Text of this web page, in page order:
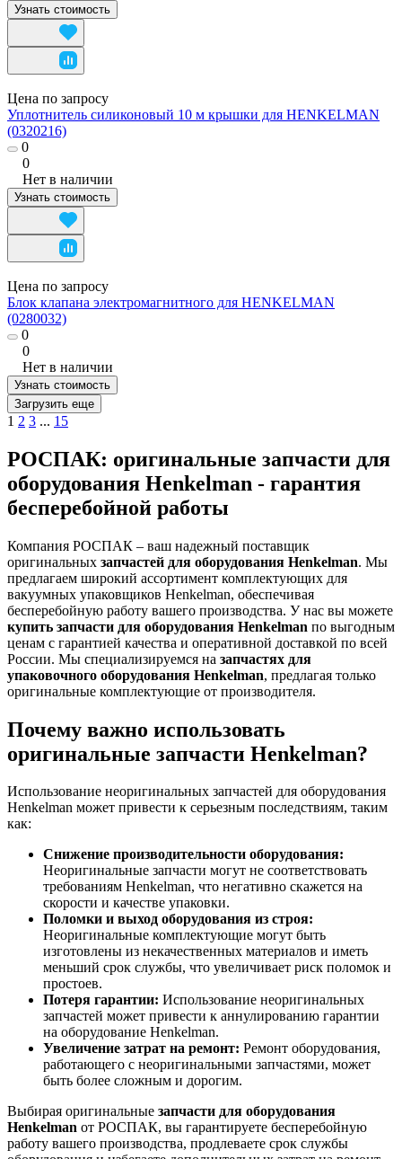
Узнать стоимость
Цена по запросу
Уплотнитель силиконовый 10 м крышки для HENKELMAN
(0320216)
0
0
Нет в наличии
Узнать стоимость
Цена по запросу
Блок клапана электромагнитного для HENKELMAN
(0280032)
0
0
Нет в наличии
Узнать стоимость
Загрузить еще
1 2 3 ... 15
РОСПАК: оригинальные запчасти для
оборудования Henkelman - гарантия
бесперебойной работы
Компания РОСПАК – ваш надежный поставщик
оригинальных запчастей для оборудования Henkelman. Мы
предлагаем широкий ассортимент комплектующих для
вакуумных упаковщиков Henkelman, обеспечивая
бесперебойную работу вашего производства. У нас вы можете
купить запчасти для оборудования Henkelman по выгодным
ценам с гарантией качества и оперативной доставкой по всей
России. Мы специализируемся на запчастях для
упаковочного оборудования Henkelman, предлагая только
оригинальные комплектующие от производителя.
Почему важно использовать
оригинальные запчасти Henkelman?
Использование неоригинальных запчастей для оборудования
Henkelman может привести к серьезным последствиям, таким
как:
Снижение производительности оборудования:
Неоригинальные запчасти могут не соответствовать
требованиям Henkelman, что негативно скажется на
скорости и качестве упаковки.
Поломки и выход оборудования из строя:
Неоригинальные комплектующие могут быть
изготовлены из некачественных материалов и иметь
меньший срок службы, что увеличивает риск поломок и
простоев.
Потеря гарантии: Использование неоригинальных
запчастей может привести к аннулированию гарантии
на оборудование Henkelman.
Увеличение затрат на ремонт: Ремонт оборудования,
работающего с неоригинальными запчастями, может
быть более сложным и дорогим.
Выбирая оригинальные запчасти для оборудования
Henkelman от РОСПАК, вы гарантируете бесперебойную
работу вашего производства, продлеваете срок службы